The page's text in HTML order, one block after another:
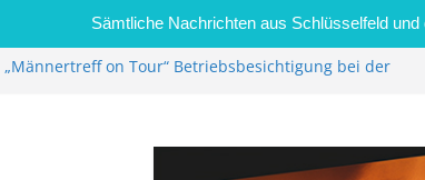
Sämtliche Nachrichten aus Schlüsselfeld und
„Männertreff on Tour“ Betriebsbesichtigung bei der
Stadt Schlüsselfeld bietet Online-Anmeldung für